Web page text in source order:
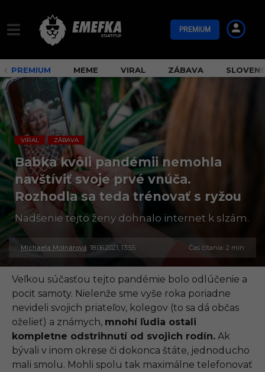
PREMIUM
PREMIUM MEME VIRAL ZÁBAVA
VIRAL
,
ZÁBAVA
Babka kvôli pandémii nemohla
navštíviť svoje prvé vnúča.
Rozhodla sa teda trénovať s ryžou
Nadšenie tejto ženy dohnalo internet k slzám.
Michaela Molnárová 18.06.2021, 13:55
3
0
.
0
2
2
1
1
1
Čas čítania: 2 min
Veľkou súčasťou tejto pandémie bolo odlúčenie a
pocit samoty. Nielenže sme vyše roka poriadne
nevideli svojich priateľov, kolegov (to sa dá občas
oželieť) a známych, mnohí ľudia ostali
kompletne odstrihnutí od svojich rodín. Ak
bývali v inom okrese či dokonca štáte, jednoducho
mali smolu. Mohli spolu tak maximálne telefonovať